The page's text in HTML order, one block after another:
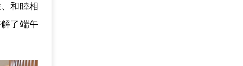
和睦相
了端午